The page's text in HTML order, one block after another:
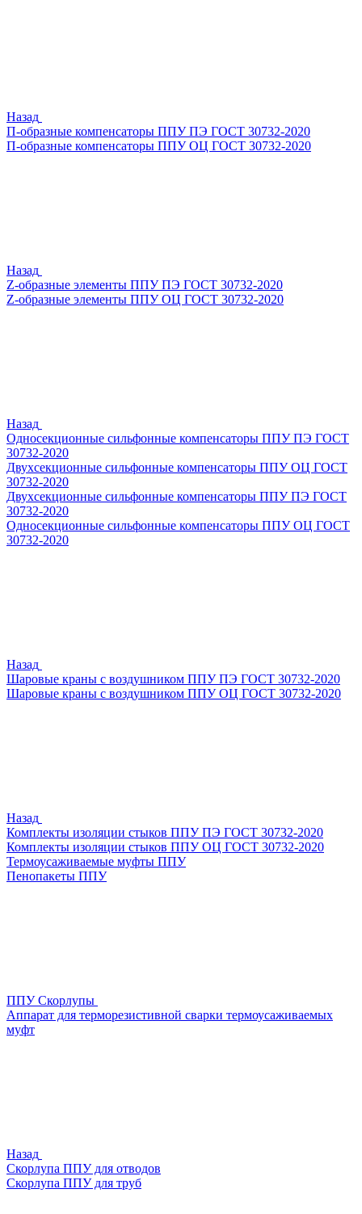
Назад
П-образные компенсаторы ППУ ПЭ ГОСТ 30732-2020
П-образные компенсаторы ППУ ОЦ ГОСТ 30732-2020
Назад
Z-образные элементы ППУ ПЭ ГОСТ 30732-2020
Z-образные элементы ППУ ОЦ ГОСТ 30732-2020
Назад
Односекционные сильфонные компенсаторы ППУ ПЭ ГОСТ
30732-2020
Двухсекционные сильфонные компенсаторы ППУ ОЦ ГОСТ
30732-2020
Двухсекционные сильфонные компенсаторы ППУ ПЭ ГОСТ
30732-2020
Односекционные сильфонные компенсаторы ППУ ОЦ ГОСТ
30732-2020
Назад
Шаровые краны с воздушником ППУ ПЭ ГОСТ 30732-2020
Шаровые краны с воздушником ППУ ОЦ ГОСТ 30732-2020
Назад
Комплекты изоляции стыков ППУ ПЭ ГОСТ 30732-2020
Комплекты изоляции стыков ППУ ОЦ ГОСТ 30732-2020
Термоусаживаемые муфты ППУ
Пенопакеты ППУ
ППУ Скорлупы
Аппарат для терморезистивной сварки термоусаживаемых
муфт
Назад
Скорлупа ППУ для отводов
Скорлупа ППУ для труб